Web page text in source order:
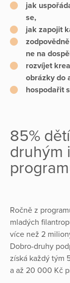
jak
se,
jak zapojit
ne na
rozvíjet
obrázky do
hospodařit
85%
druhým
Ročně z
mladých
více než 2
Dobro-druhy
získá každý tým
a až 20 000 Kč